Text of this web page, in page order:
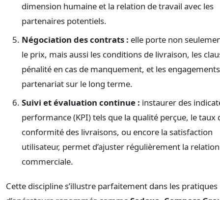
dimension humaine et la relation de travail avec les
partenaires potentiels.
Négociation des contrats : elle porte non
le prix, mais aussi les conditions de livraison, les
pénalité en cas de manquement, et les
partenariat sur le long terme.
Suivi et évaluation continue : instaurer des
performance (KPI) tels que la qualité perçue, le taux
conformité des livraisons, ou encore la satisfaction
utilisateur, permet d’ajuster régulièrement la relation
commerciale.
Cette discipline s’illustre parfaitement dans les pratiques